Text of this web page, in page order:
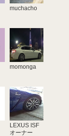
muchacho
momonga
LEXUS ISF
オーナー